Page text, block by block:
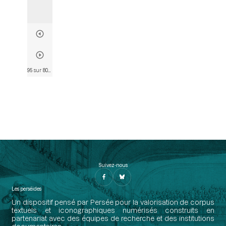
Suivez-nous
Les perséides
Un dispositif pensé par Persée pour la valorisation de corpus
textuels et iconographiques numérisés construits en
partenariat avec des équipes de recherche et des institutions